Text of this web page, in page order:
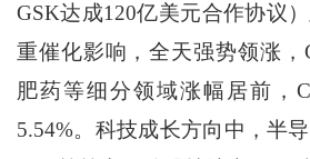
GSK达成120亿美元合作协议
重催化影响，全天强势领涨，
肥药等细分领域涨幅居前，
5.54%。科技成长方向中，半